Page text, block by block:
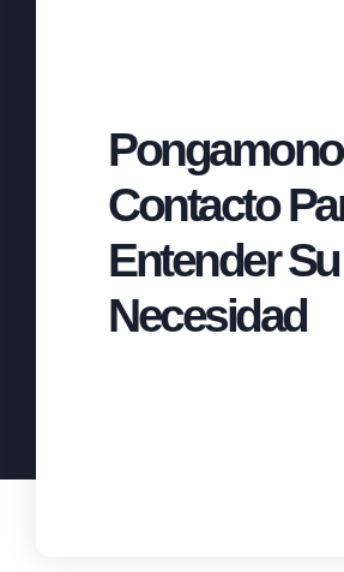
Contacto
Entender Su
Necesidad